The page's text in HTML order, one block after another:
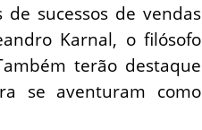
sucessos de vendas
Karnal, o filósofo
terão destaque
se aventuram como